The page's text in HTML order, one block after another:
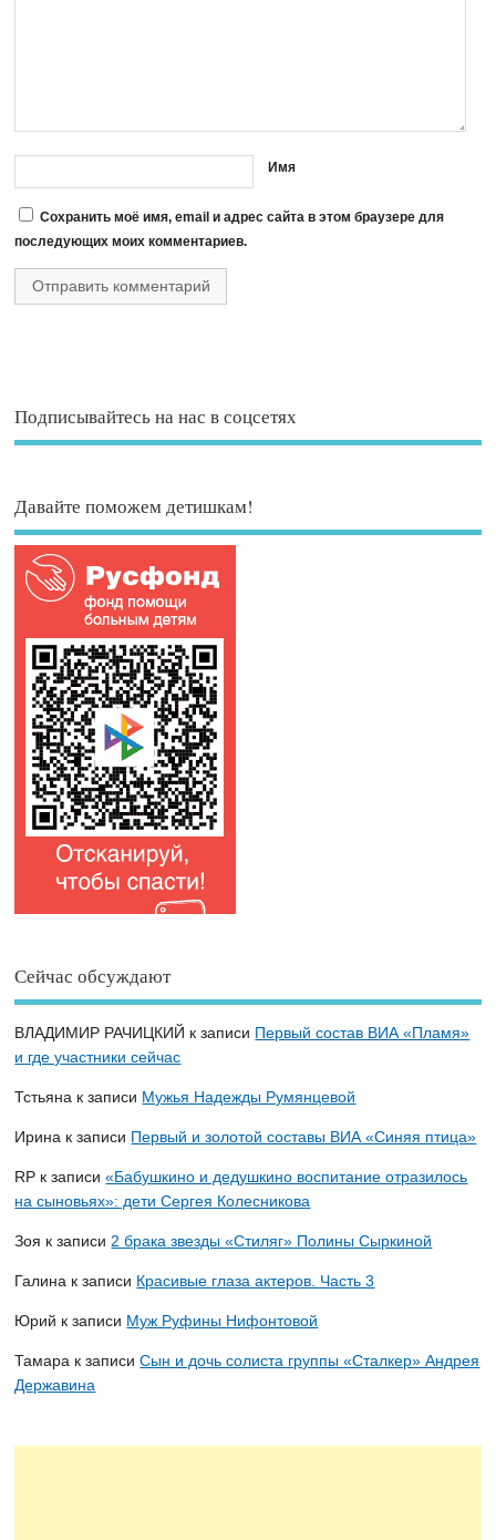
Имя
Сохранить моё имя, email и адрес сайта в этом браузере для
последующих моих комментариев.
Подписывайтесь на нас в соцсетях
Давайте поможем детишкам!
Сейчас обсуждают
ВЛАДИМИР РАЧИЦКИЙ к записи Первый состав ВИА «Пламя»
и где участники сейчас
Тстьяна к записи Мужья Надежды Румянцевой
Ирина к записи Первый и золотой составы ВИА «Синяя птица»
RP к записи«Бабушкино и дедушкино воспитание отразилось
на сыновьях»: дети Сергея Колесникова
Зоя к записи2 брака звезды «Стиляг» Полины Сыркиной
Галина к записи Красивые глаза актеров. Часть 3
Юрий к записи Муж Руфины Нифонтовой
Тамара к записиСын и дочь солиста группы «Сталкер» Андрея
Державина